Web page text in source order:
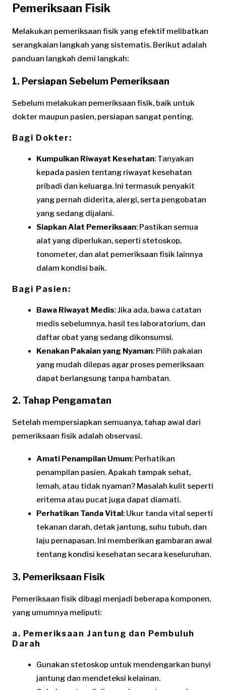
Pemeriksaan Fisik
Melakukan pemeriksaan fisik yang efektif melibatkan
serangkaian langkah yang sistematis. Berikut adalah
panduan langkah demi langkah:
1. Persiapan Sebelum Pemeriksaan
Sebelum melakukan pemeriksaan fisik, baik untuk
dokter maupun pasien, persiapan sangat penting.
Bagi Dokter:
Kumpulkan Riwayat Kesehatan: Tanyakan
kepada pasien tentang riwayat kesehatan
pribadi dan keluarga. Ini termasuk penyakit
yang pernah diderita, alergi, serta pengobatan
yang sedang dijalani.
Siapkan Alat Pemeriksaan: Pastikan semua
alat yang diperlukan, seperti stetoskop,
tonometer, dan alat pemeriksaan fisik lainnya
dalam kondisi baik.
Bagi Pasien:
Bawa Riwayat Medis: Jika ada, bawa catatan
medis sebelumnya, hasil tes laboratorium, dan
daftar obat yang sedang dikonsumsi.
Kenakan Pakaian yang Nyaman: Pilih pakaian
yang mudah dilepas agar proses pemeriksaan
dapat berlangsung tanpa hambatan.
2. Tahap Pengamatan
Setelah mempersiapkan semuanya, tahap awal dari
pemeriksaan fisik adalah observasi.
Amati Penampilan Umum: Perhatikan
penampilan pasien. Apakah tampak sehat,
lemah, atau tidak nyaman? Masalah kulit seperti
eritema atau pucat juga dapat diamati.
Perhatikan Tanda Vital : Ukur tanda vital seperti
tekanan darah, detak jantung, suhu tubuh, dan
laju pernapasan. Ini memberikan gambaran awal
tentang kondisi kesehatan secara keseluruhan.
3. Pemeriksaan Fisik
Pemeriksaan fisik dibagi menjadi beberapa komponen,
yang umumnya meliputi:
a. Pemeriksaan Jantung dan Pembuluh
Darah
Gunakan stetoskop untuk mendengarkan bunyi
jantung dan mendeteksi kelainan.